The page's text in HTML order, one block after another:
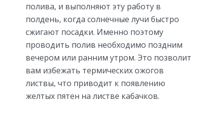
полива, и выполняют эту работу в
полдень, когда солнечные лучи быстро
сжигают посадки. Именно поэтому
проводить полив необходимо поздним
вечером или ранним утром. Это позволит
вам избежать термических ожогов
листвы, что приводит к появлению
желтых пятен на листве кабачков.